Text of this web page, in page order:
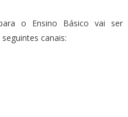
o Ensino Básico vai ser
canais: